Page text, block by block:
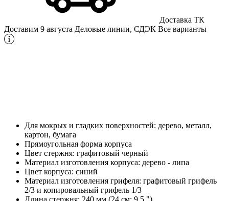
Доставка ТК
Доставим 9 августа Деловые линии, СДЭК Все варианты
Для мокрых и гладких поверхностей: дерево, металл,
картон, бумага
Прямоугольная форма корпуса
Цвет стержня: графитовый черный
Материал изготовления корпуса: дерево - липа
Цвет корпуса: синий
Материал изготовления грифеля: графитовый грифель
2/3 и копировальный грифель 1/3
Длина стержня: 240 мм (24 см; 9,5 ")